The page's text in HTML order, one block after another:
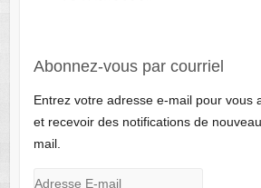
Abonnez-vous par courriel
Entrez votre adresse e-mail pour vous
et recevoir des notifications de
mail.